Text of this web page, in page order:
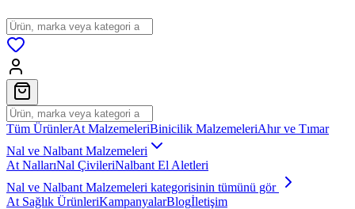
Tüm ÜrünlerAt MalzemeleriBinicilik MalzemeleriAhır ve Tımar
Nal ve Nalbant Malzemeleri
At NallarıNal ÇivileriNalbant El Aletleri
Nal ve Nalbant Malzemeleri kategorisinin tümünü gör
At Sağlık ÜrünleriKampanyalarBlogİletişim